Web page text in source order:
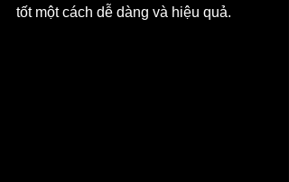
tốt một cách dễ dàng và hiệu quả.